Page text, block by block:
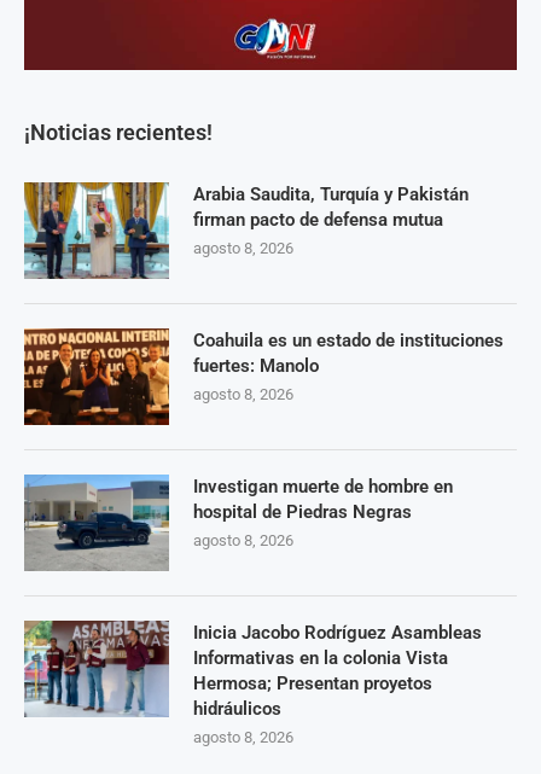
¡Noticias recientes!
Arabia Saudita, Turquía y Pakistán
firman pacto de defensa mutua
agosto 8, 2026
Coahuila es un estado de instituciones
fuertes: Manolo
agosto 8, 2026
Investigan muerte de hombre en
hospital de Piedras Negras
agosto 8, 2026
Inicia Jacobo Rodríguez Asambleas
Informativas en la colonia Vista
Hermosa; Presentan proyetos
hidráulicos
agosto 8, 2026